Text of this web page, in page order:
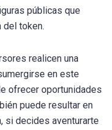
públicas que
del token.
realicen una
en este
ofrecer oportunidades
puede resultar en
si decides aventurarte